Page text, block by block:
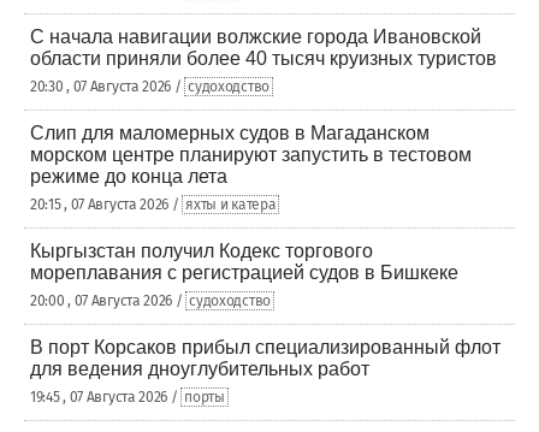
С начала навигации волжские города Ивановской
области приняли более 40 тысяч круизных туристов
20:30 , 07 Августа 2026 / судоходство
Слип для маломерных судов в Магаданском
морском центре планируют запустить в тестовом
режиме до конца лета
20:15 , 07 Августа 2026 / яхты и катера
Кыргызстан получил Кодекс торгового
мореплавания с регистрацией судов в Бишкеке
20:00 , 07 Августа 2026 / судоходство
В порт Корсаков прибыл специализированный флот
для ведения дноуглубительных работ
19:45 , 07 Августа 2026 / порты